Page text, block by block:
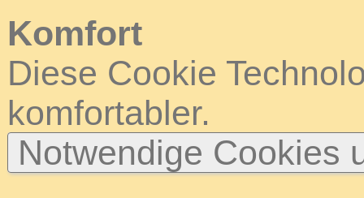
Komfort
Diese Cookie
komfortabler.
Notwendige Cookies